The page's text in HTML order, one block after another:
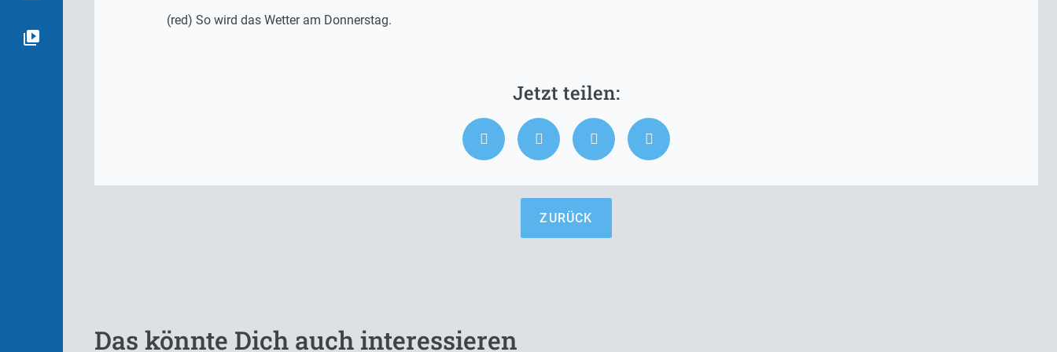
(red) So wird das Wetter am Donnerstag.
ZURÜCK
Das könnte Dich auch interessieren